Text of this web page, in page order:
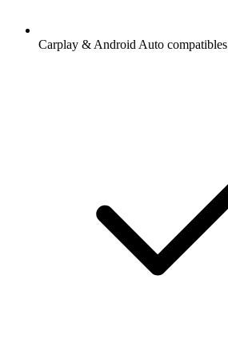
Carplay & Android Auto compatibles